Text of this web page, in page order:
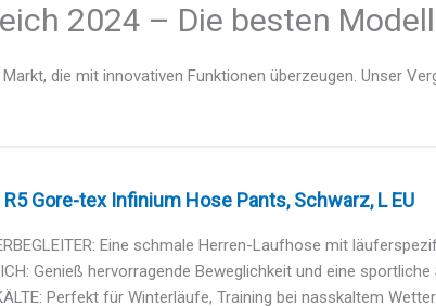
2024 – Die besten
die mit innovativen Funktionen überzeugen. Unser
R5 Gore-tex Infinium Hose Pants, Schwarz, L EU
Eine schmale Herren-Laufhose mit
Genieß hervorragende Beweglichkeit und eine
Perfekt für Winterläufe, Training bei nasskaltem